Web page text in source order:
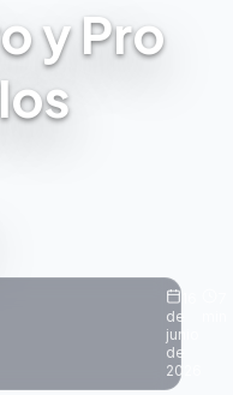
y Pro
de
junio
de
2026